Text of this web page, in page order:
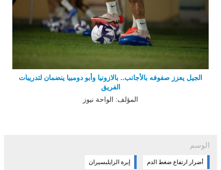
الجيل يعزز صفوفه بالأجانب.. بالازونيا وأبو دومبيا ينضمان لتدريبات
الفريق
المؤلف: الواحة نيوز
الوسم
أضرار ارتفاع ضغط الدم إبرة الزايلبسيران